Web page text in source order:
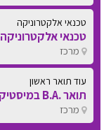
טכנאי אלקטרוניקה
טכנאי אלקטרוניקה
מרכז
עוד תואר ראשון
תואר .B.A במיסטיקה ורוחניות
מרכז